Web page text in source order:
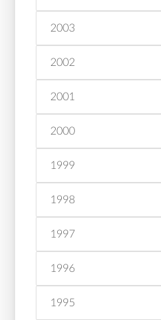
2003
2002
2001
2000
1999
1998
1997
1996
1995